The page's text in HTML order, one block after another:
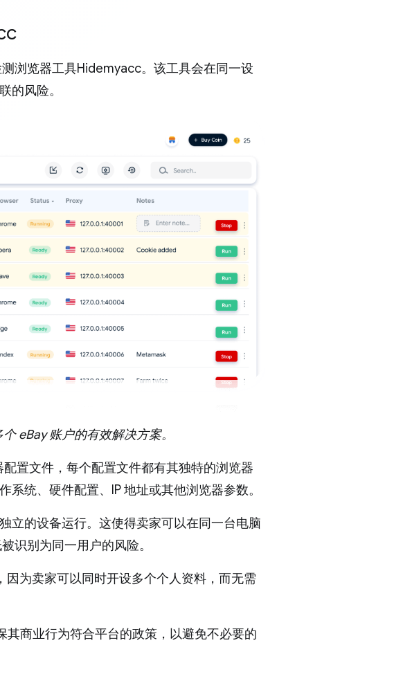
浏览器工具Hidemyacc。该工具会在同一设
的风险。
eBay 账户的有效解决方案。
置文件，每个配置文件都有其独特的浏览器
统、硬件配置、IP 地址或其他浏览器参数。
立的设备运行。这使得卖家可以在同一台电脑
识别为同一用户的风险。
为卖家可以同时开设多个个人资料，而无需
商业行为符合平台的政策，以避免不必要的